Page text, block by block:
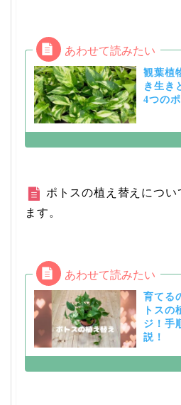
観葉植
き生き
4つの
ポトスの植え替えについ
ます。
育てる
トスの
ジ！手
説！